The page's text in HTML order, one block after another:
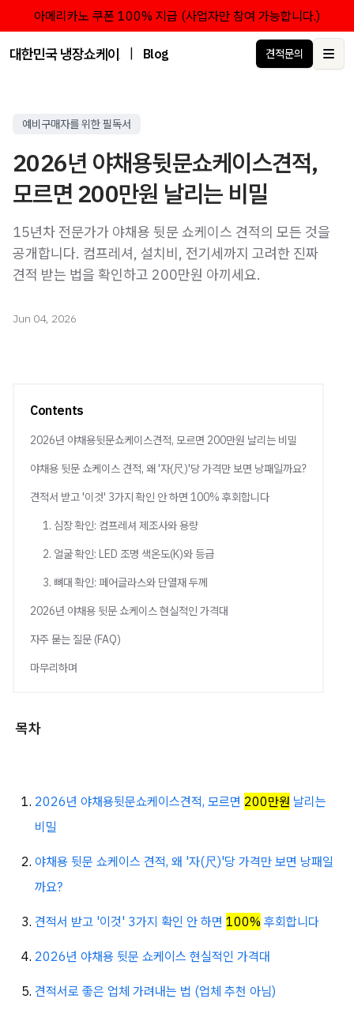
아메리카노 쿠폰 100% 지급 (사업자만 참여 가능합니다.)
대한민국 냉장쇼케이스 점유율 1위 브랜드 한성쇼케이스
Blog 견적문의
예비구매자를 위한 필독서
2026년 야채용뒷문쇼케이스견적,
모르면 200만원 날리는 비밀
15년차 전문가가 야채용 뒷문 쇼케이스 견적의 모든 것을
공개합니다. 컴프레셔, 설치비, 전기세까지 고려한 진짜
견적 받는 법을 확인하고 200만원 아끼세요.
Jun 04, 2026
Contents
2026년 야채용뒷문쇼케이스견적, 모르면 200만원 날리는 비밀
야채용 뒷문 쇼케이스 견적, 왜 '자(尺)'당 가격만 보면 낭패일까요?
견적서 받고 '이것' 3가지 확인 안 하면 100% 후회합니다
1. 심장 확인: 컴프레셔 제조사와 용량
2. 얼굴 확인: LED 조명 색온도(K)와 등급
3. 뼈대 확인: 페어글라스와 단열재 두께
2026년 야채용 뒷문 쇼케이스 현실적인 가격대
자주 묻는 질문 (FAQ)
마무리하며
목차
2026년 야채용뒷문쇼케이스견적, 모르면 200만원 날리는
비밀
야채용 뒷문 쇼케이스 견적, 왜 '자(尺)'당 가격만 보면 낭패일
까요?
견적서 받고 '이것' 3가지 확인 안 하면 100% 후회합니다
2026년 야채용 뒷문 쇼케이스 현실적인 가격대
견적서로 좋은 업체 가려내는 법 (업체 추천 아님)